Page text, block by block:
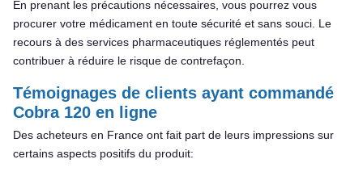
En prenant les précautions nécessaires, vous pourrez vous
procurer votre médicament en toute sécurité et sans souci. Le
recours à des services pharmaceutiques réglementés peut
contribuer à réduire le risque de contrefaçon.
Témoignages de clients ayant commandé
Cobra 120 en ligne
Des acheteurs en France ont fait part de leurs impressions sur
certains aspects positifs du produit: